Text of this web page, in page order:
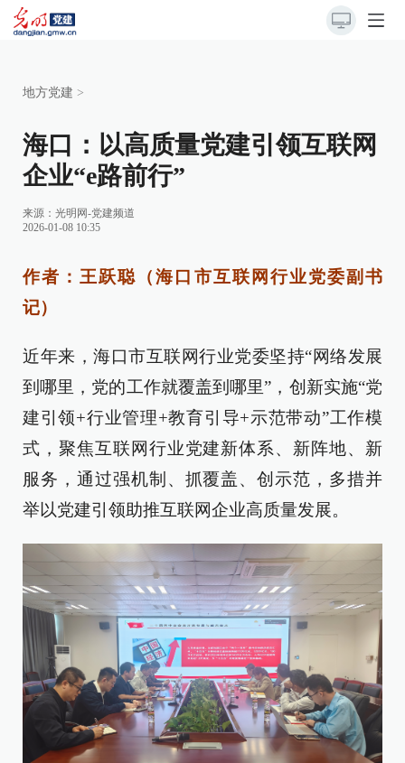
地方党建 >
海口：以高质量党建引领互联网
企业“e路前行”
来源： 光明网-党建频道
2026-01-08 10:35
作者：王跃聪（海口市互联网行业党委副书
记）
近年来，海口市互联网行业党委坚持“网络发展
到哪里，党的工作就覆盖到哪里”，创新实施“党
建引领+行业管理+教育引导+示范带动”工作模
式，聚焦互联网行业党建新体系、新阵地、新
服务，通过强机制、抓覆盖、创示范，多措并
举以党建引领助推互联网企业高质量发展。